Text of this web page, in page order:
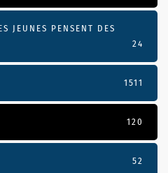
JEUNES PENSENT DES
24
1511
120
52